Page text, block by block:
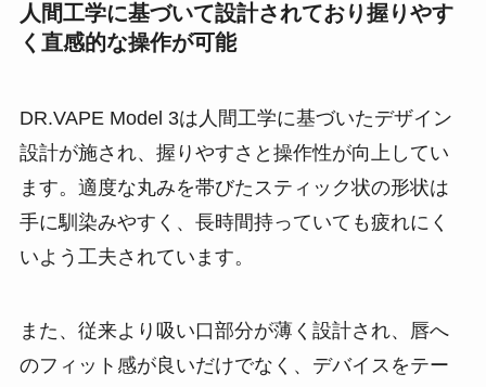
人間工学に基づいて設計されており握りやす
く直感的な操作が可能
DR.VAPE Model 3は人間工学に基づいたデザイン
設計が施され、握りやすさと操作性が向上してい
ます。適度な丸みを帯びたスティック状の形状は
手に馴染みやすく、長時間持っていても疲れにく
いよう工夫されています​。
また、従来より吸い口部分が薄く設計され、唇へ
のフィット感が良いだけでなく、デバイスをテー